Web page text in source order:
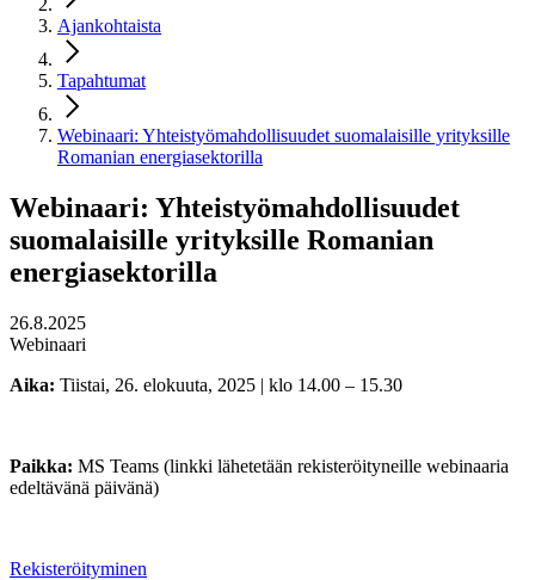
Ajankohtaista
Tapahtumat
Webinaari: Yhteistyömahdollisuudet suomalaisille yrityksille
Romanian energiasektorilla
Webinaari: Yhteistyömahdollisuudet
suomalaisille yrityksille Romanian
energiasektorilla
26.8.2025
Webinaari
Aika: Tiistai, 26. elokuuta, 2025 | klo 14.00 – 15.30
Paikka: MS Teams (linkki lähetetään rekisteröityneille webinaaria
edeltävänä päivänä)
Rekisteröityminen